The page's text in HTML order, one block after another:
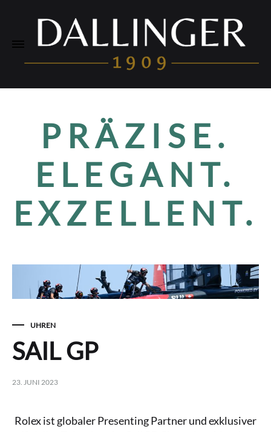
PRÄZISE.
ELEGANT.
EXZELLENT.
UHREN
SAIL GP
23. JUNI 2023
Rolex ist globaler Presenting Partner und exklusiver